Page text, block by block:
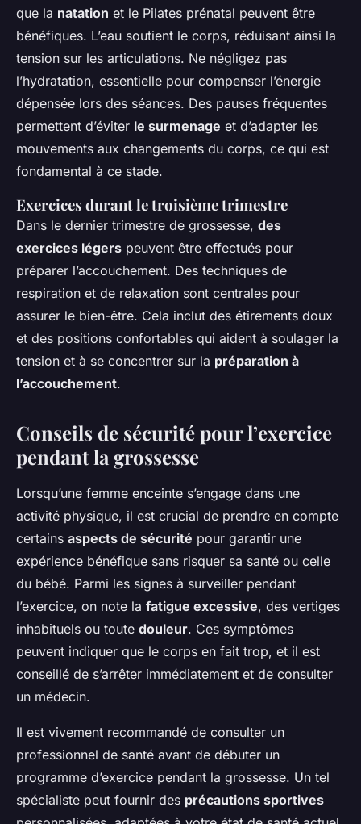
que la natation et le Pilates prénatal peuvent être
bénéfiques. L’eau soutient le corps, réduisant ainsi la
tension sur les articulations. Ne négligez pas
l’hydratation, essentielle pour compenser l’énergie
dépensée lors des séances. Des pauses fréquentes
permettent d’éviter le surmenage et d’adapter les
mouvements aux changements du corps, ce qui est
fondamental à ce stade.
Exercices durant le troisième trimestre
Dans le dernier trimestre de grossesse, des
exercices légers peuvent être effectués pour
préparer l’accouchement. Des techniques de
respiration et de relaxation sont centrales pour
assurer le bien-être. Cela inclut des étirements doux
et des positions confortables qui aident à soulager la
tension et à se concentrer sur la préparation à
l’accouchement.
Conseils de sécurité pour l’exercice
pendant la grossesse
Lorsqu’une femme enceinte s’engage dans une
activité physique, il est crucial de prendre en compte
certains aspects de sécurité pour garantir une
expérience bénéfique sans risquer sa santé ou celle
du bébé. Parmi les signes à surveiller pendant
l’exercice, on note la fatigue excessive, des vertiges
inhabituels ou toute douleur. Ces symptômes
peuvent indiquer que le corps en fait trop, et il est
conseillé de s’arrêter immédiatement et de consulter
un médecin.
Il est vivement recommandé de consulter un
professionnel de santé avant de débuter un
programme d’exercice pendant la grossesse. Un tel
spécialiste peut fournir des précautions sportives